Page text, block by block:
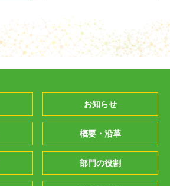
お知らせ
概要・沿革
部門の役割